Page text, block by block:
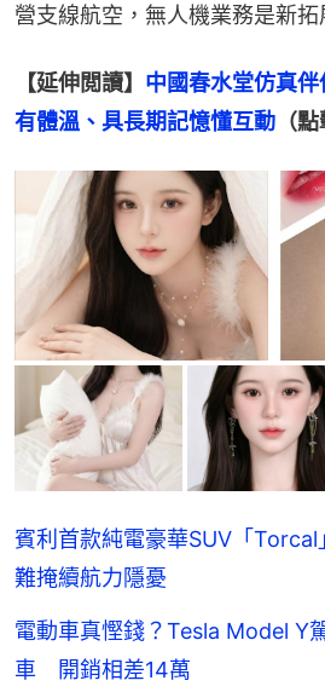
營支線航空，無人機業務是新拓
【延伸閲讀】 中國春水堂仿真
有體溫、具長期記憶懂互動 （
賓利首款純電豪華SUV「
難掩續航力隱憂
電動車真慳錢？Tesla Model Y
車 開銷相差14萬